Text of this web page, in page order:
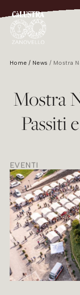
Home News Mostra
Mostra
Passiti
EVENTI